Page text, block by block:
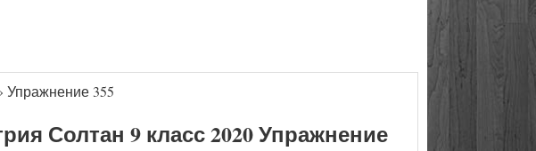
› Упражнение 355
Солтан 9 класс 2020 Упражнение